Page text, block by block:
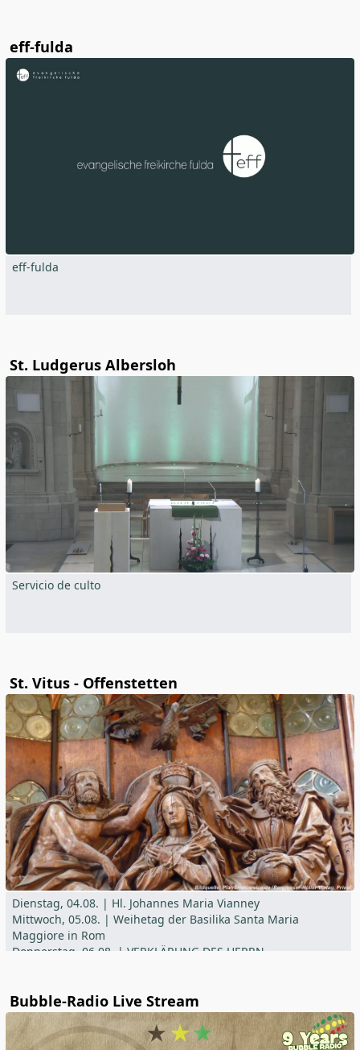
eff-fulda
eff-fulda
St. Ludgerus Albersloh
Servicio de culto
St. Vitus - Offenstetten
Dienstag, 04.08. | Hl. Johannes Maria Vianney
Mittwoch, 05.08. | Weihetag der Basilika Santa Maria
Maggiore in Rom
Donnerstag, 06.08. | VERKLÄRUNG DES HERRN
Encontrará información actualizada en el boletín parroquial
der Pfarrei St. Vitus Offenstetten,
Bubble-Radio Live Stream